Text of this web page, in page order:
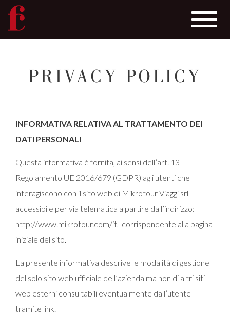
contenuto
Toggle
PRIVACY POLICY
INFORMATIVA RELATIVA AL TRATTAMENTO DEI
DATI PERSONALI
Questa informativa è fornita, ai sensi dell’art. 13
Regolamento UE 2016/679 (GDPR) agli utenti che
interagiscono con il sito web di Mikrotour Viaggi srl
accessibile per via telematica a partire dall’indirizzo:
http://www.mikrotour.com/it, corrispondente alla pagina
iniziale del sito.
La presente informativa descrive le modalità di gestione
del solo sito web ufficiale dell’azienda ma non di altri siti
web esterni consultabili eventualmente dall’utente
tramite link.